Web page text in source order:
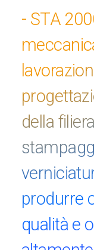
- STA
della
produrre
qualità e